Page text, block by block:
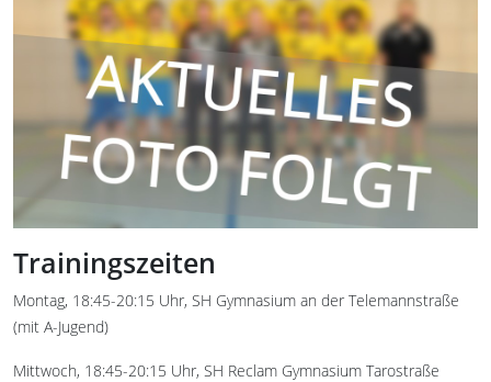
Trainingszeiten
Montag, 18:45-20:15 Uhr, SH Gymnasium an der Telemannstraße
(mit A-Jugend)
Mittwoch, 18:45-20:15 Uhr, SH Reclam Gymnasium Tarostraße